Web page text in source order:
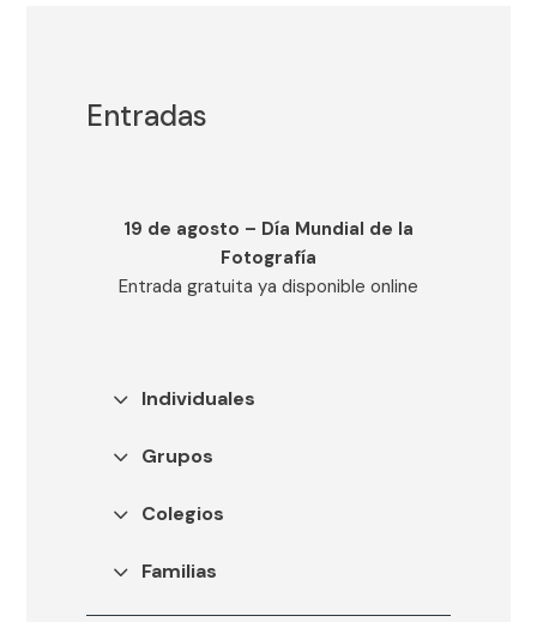
Compra de entradas
Alejandro
Cartagena.
Entradas
19 de agosto – Día Mundial de la
Fotografía
Entrada gratuita ya disponible online
Individuales
Grupos
Colegios
Familias